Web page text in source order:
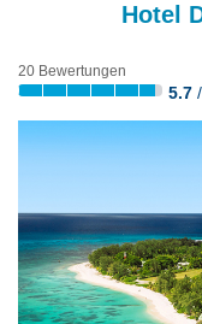
Hotel
20 Bewertungen
5.7